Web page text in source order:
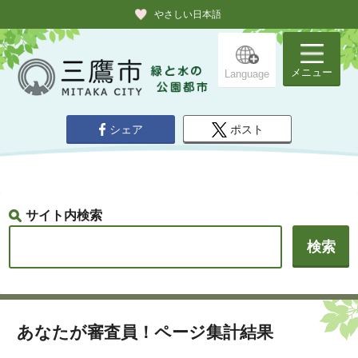
やさしい日本語
Language メニュー
シェア ポスト
サイト内検索
あなたが審査員！ページ集計結果